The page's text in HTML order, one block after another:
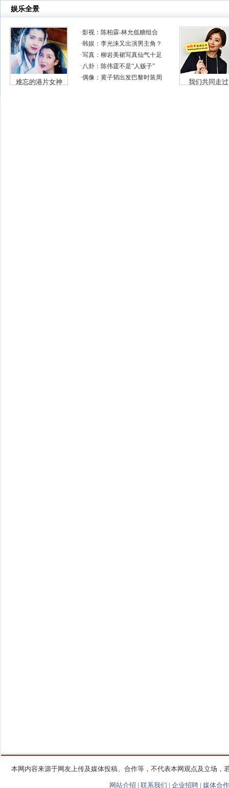
本网内容来源于网友上传及媒体投稿、合作等，不代表本网观点及立场
网站介绍 | 联系我们 | 企业招聘 | 媒体合作